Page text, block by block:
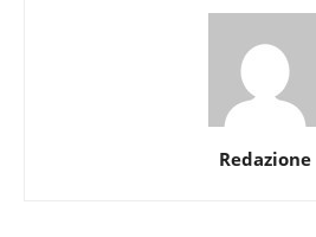
Redazione